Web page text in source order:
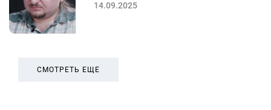
14.09.2025
СМОТРЕТЬ ЕЩЕ